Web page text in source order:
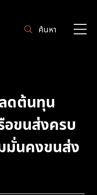
ค้นหา
ดต้นทุน
อขนส่งครบ
มั่นคงขนส่ง